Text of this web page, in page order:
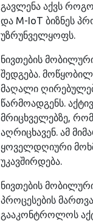
გავლენა აქვს
და M-IoT ბიზნეს
უზრუნველყოფს.
ნივთების
შედგება.
მაღალი
წარმოადგენს.
მრიცხველებზე,
აღრიცხავენ. ამ
ყოველდღიური
უკავშირდება.
ნივთების
პროცესების
გააკონტროლოს